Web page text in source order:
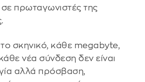
σε πρωταγωνιστές της
σκηνικό, κάθε megabyte,
νέα σύνδεση δεν είναι
αλλά πρόσβαση,